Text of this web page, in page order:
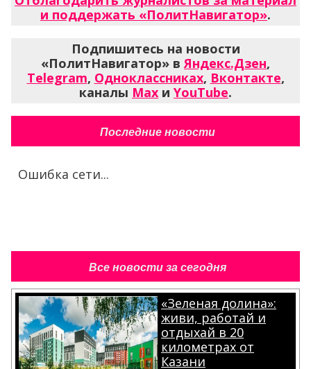
и поддержать «ПолитНавигатор».
Подпишитесь на новости
«ПолитНавигатор» вЯндекс.Дзен,
Telegram, Одноклассниках, Вконтакте,
каналы Max и YouTube.
Последние новости
Ошибка сети...
Все новости за сегодня
«Зеленая долина»:
живи, работай и
отдыхай в 20
километрах от
Казани